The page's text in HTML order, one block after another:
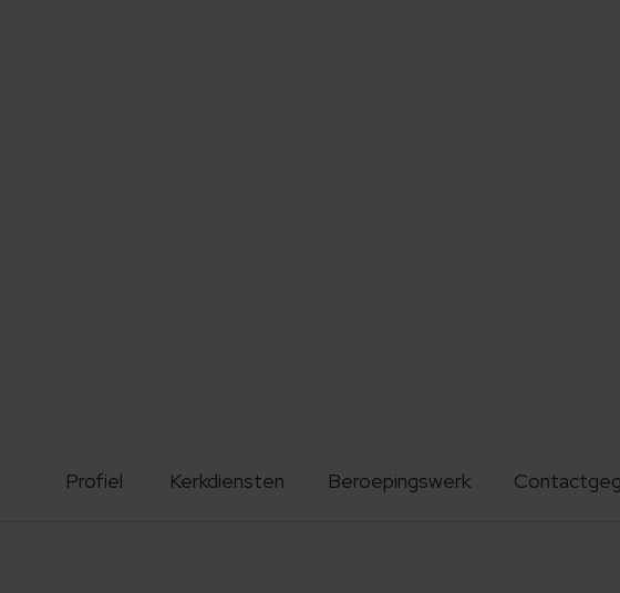
Profiel Kerkdiensten Beroepingswerk